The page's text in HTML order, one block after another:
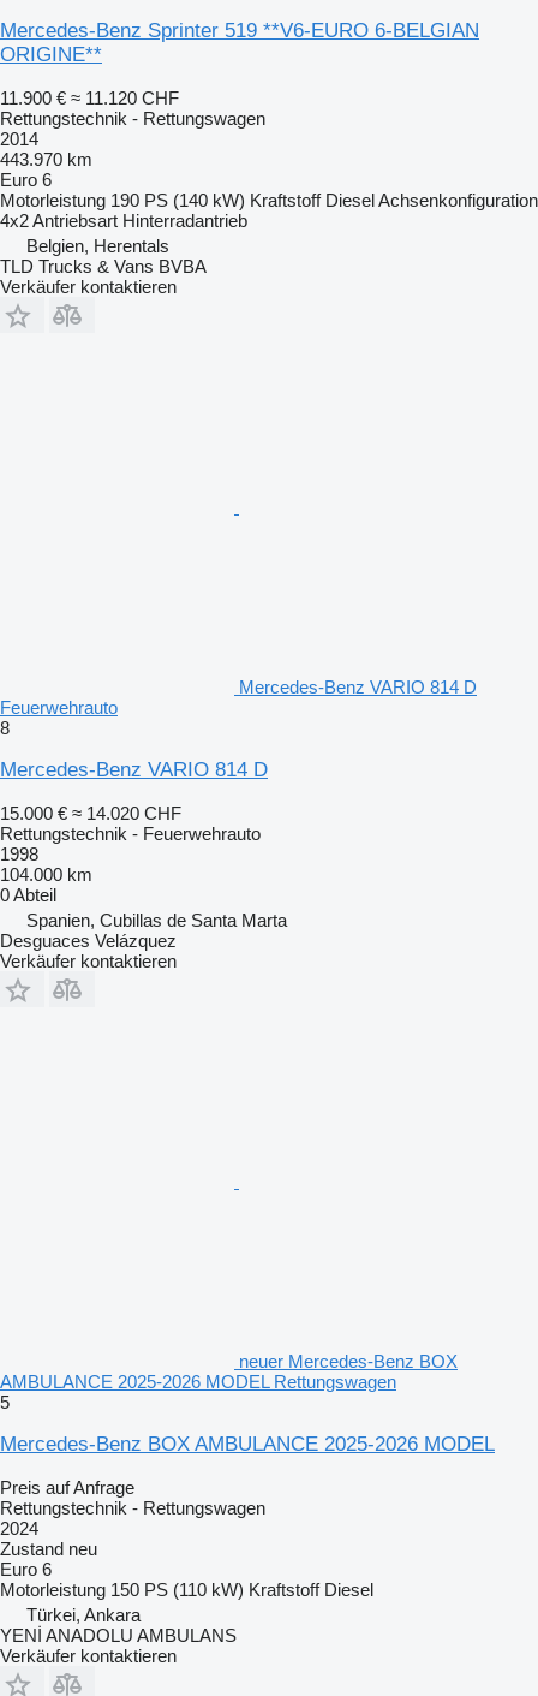
Mercedes-Benz Sprinter 519 **V6-EURO 6-BELGIAN
ORIGINE**
11.900 € ≈ 11.120 CHF
Rettungstechnik - Rettungswagen
2014
443.970 km
Euro 6
Motorleistung 190 PS (140 kW) Kraftstoff DieselAchsenkonfiguration
4x2Antriebsart Hinterradantrieb
Belgien, Herentals
TLD Trucks & Vans BVBA
Verkäufer kontaktieren
Mercedes-Benz VARIO 814 D
Feuerwehrauto
8
Mercedes-Benz VARIO 814 D
15.000 € ≈ 14.020 CHF
Rettungstechnik - Feuerwehrauto
1998
104.000 km
0 Abteil
Spanien, Cubillas de Santa Marta
Desguaces Velázquez
Verkäufer kontaktieren
neuer Mercedes-Benz BOX
AMBULANCE 2025-2026 MODEL Rettungswagen
5
Mercedes-Benz BOX AMBULANCE 2025-2026 MODEL
Preis auf Anfrage
Rettungstechnik - Rettungswagen
2024
Zustand neu
Euro 6
Motorleistung 150 PS (110 kW) Kraftstoff Diesel
Türkei, Ankara
YENİ ANADOLU AMBULANS
Verkäufer kontaktieren